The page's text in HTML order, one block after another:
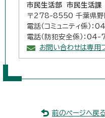
市民生活部 市民生活課
〒278-8550 千葉県野
電話（コミュニティ係）
電話（防犯安全係）：
お問い合わせは専用
前のページへ戻る